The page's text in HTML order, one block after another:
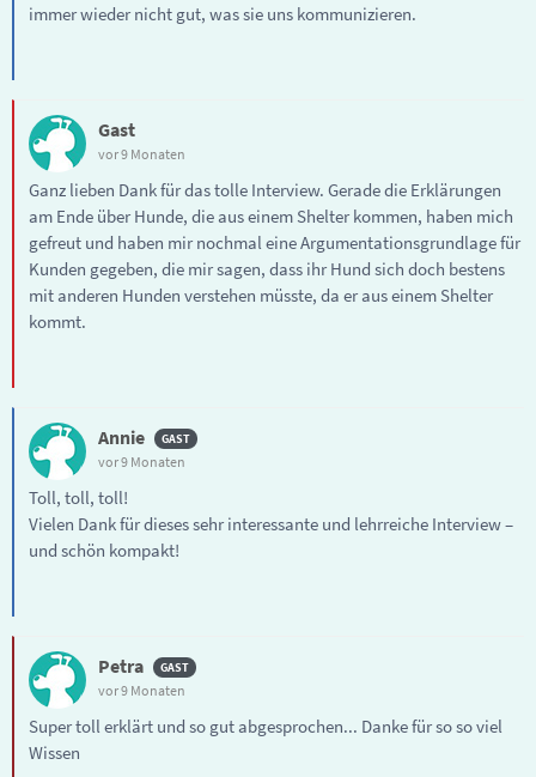
immer wieder nicht gut, was sie uns kommunizieren.
Gast
vor 9 Monaten
Ganz lieben Dank für das tolle Interview. Gerade die Erklärungen
am Ende über Hunde, die aus einem Shelter kommen, haben mich
gefreut und haben mir nochmal eine Argumentationsgrundlage für
Kunden gegeben, die mir sagen, dass ihr Hund sich doch bestens
mit anderen Hunden verstehen müsste, da er aus einem Shelter
kommt.
Annie
vor 9 Monaten
Toll, toll, toll!
Vielen Dank für dieses sehr interessante und lehrreiche Interview –
und schön kompakt!
Petra
vor 9 Monaten
Super toll erklärt und so gut abgesprochen... Danke für so so viel
Wissen